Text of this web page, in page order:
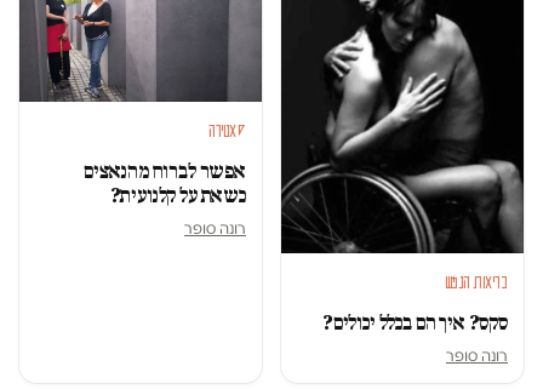
בריאות הנפש
סקס? איך הם בכלל יכולים?
רונה סופר
סאטירה
אפשר לברוח מהנאצים
כשאת על קלנועית?
רונה סופר